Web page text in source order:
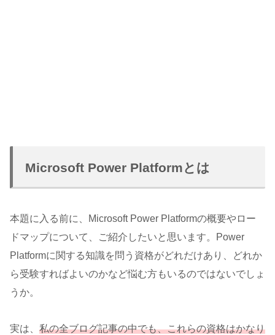
Microsoft Power Platformとは
本題に入る前に、Microsoft Power Platformの概要やロー
ドマップについて、ご紹介したいと思います。Power
Platformに関する知識を問う資格がどれだけあり、どれか
ら受験すればよいのかなど悩む方もいるのではないでしょ
うか。
実は、 私の全ブログ記事の中でも、これらの資格はかなり